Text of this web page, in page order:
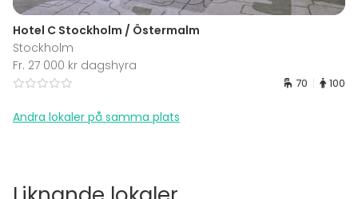
Hotel C Stockholm / Östermalm
Stockholm
Fr. 27 000 kr dagshyra
70 100
Andra lokaler på samma plats